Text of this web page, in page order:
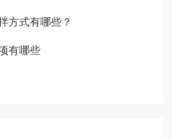
方式有哪些？
有哪些